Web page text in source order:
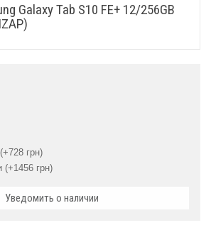
GPS, GLONASS, BDS,
Galaxy Tab S10 FE+ 12/256GB
грн)
(+1456 грн)
Уведомить о наличии